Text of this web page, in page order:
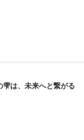
雫は、未来へと繋がる